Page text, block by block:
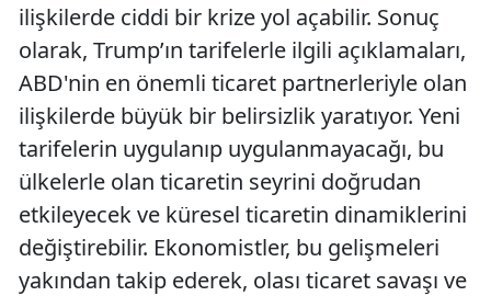
ilişkilerde ciddi bir krize yol açabilir. Sonuç
olarak, Trump’ın tarifelerle ilgili açıklamaları,
ABD'nin en önemli ticaret partnerleriyle olan
ilişkilerde büyük bir belirsizlik yaratıyor. Yeni
tarifelerin uygulanıp uygulanmayacağı, bu
ülkelerle olan ticaretin seyrini doğrudan
etkileyecek ve küresel ticaretin dinamiklerini
değiştirebilir. Ekonomistler, bu gelişmeleri
yakından takip ederek, olası ticaret savaşı ve